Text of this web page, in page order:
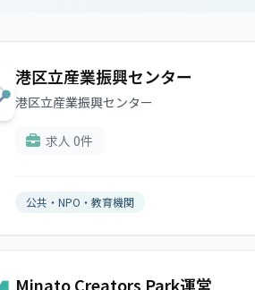
港区立産業振興センター
港区立産業振興センター
求人 0件
公共・NPO・教育機関
Minato Creators Park運営